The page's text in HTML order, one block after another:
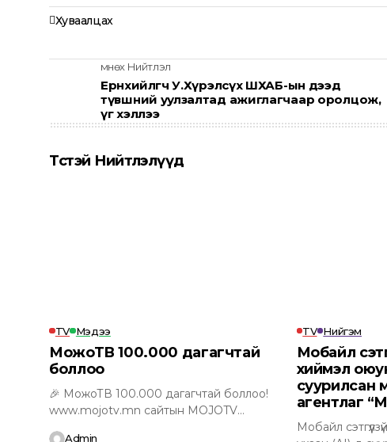
Хуваалцах
Өмнөх Нийтлэл
Ерөнхийлөгч У.Хүрэлсүх ШХАБ-ын дээд
түвшний уулзалтад ажиглагчаар оролцож,
үг хэллээ
Төсөөтэй Нийтлэлүүд
TV Мэдээ
МожоТВ 100.000 дагагчтай
боллоо
🎉 МожоТВ 100.000 дагагчтай боллоо!
www.mojotv.mn сайтын MOJOTV
Admin
TV Нийгэм
Мобайл
хиймэл
суурилсан
агентлаг
Мобайл